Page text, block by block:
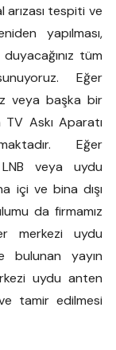
arızası tespiti ve
yapılması,
tüm
Eğer
veya başka bir
Askı Aparatı
Eğer
veya uydu
içi ve bina dışı
da firmamız
merkezi uydu
bulunan yayın
uydu anten
tamir edilmesi